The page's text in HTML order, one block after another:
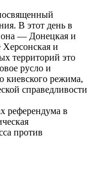
В этот день в
— Донецкая и
и
территорий это
русло и
киевского режима,
справедливости
референдума в
против